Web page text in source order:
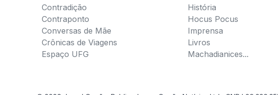
Contradição
Contraponto
Conversas de Mãe
Crônicas de Viagens
Espaço UFG
História
Hocus Pocus
Imprensa
Livros
Machadianices...